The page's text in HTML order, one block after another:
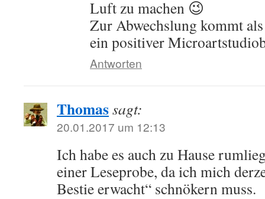
Luft zu machen 😉
Zur Abwechslung kommt
ein positiver
Antworten
Thomassagt:
20.01.2017 um 12:13
Ich habe es auch zu Hause
einer Leseprobe, da ich mich
Bestie erwacht“ schnökern muss.